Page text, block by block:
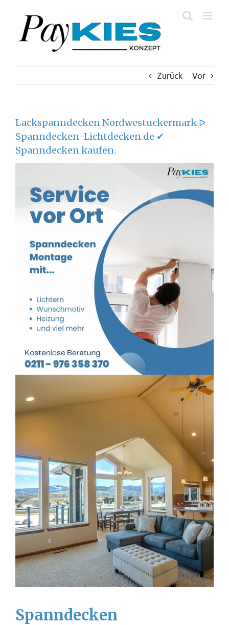
springen
Zurück Vor
Lackspanndecken Nordwestuckermark ᐅ
Spanndecken-Lichtdecken.de ✔
Spanndecken kaufen.
Spanndecken